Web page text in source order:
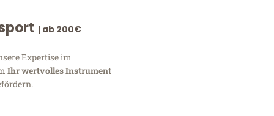
| ab 200€
Expertise im
Ihr wertvolles Instrument